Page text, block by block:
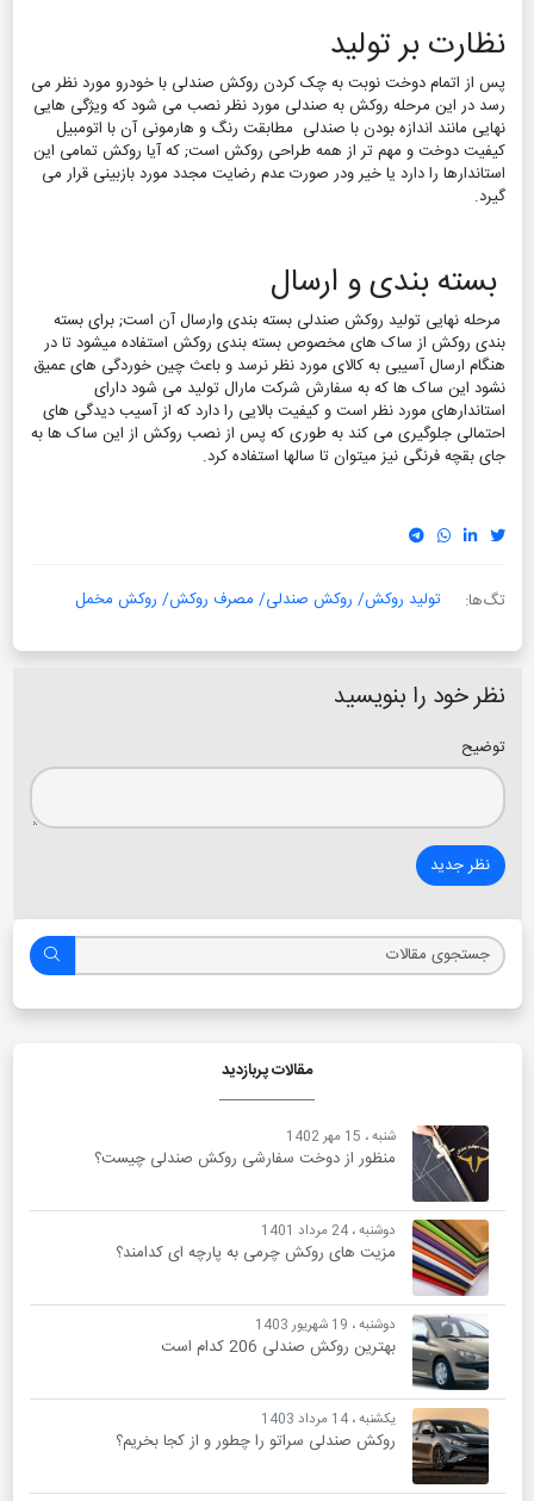
نظارت بر تولید
پس از اتمام دوخت نوبت به چک کردن روکش صندلی با خودرو مورد نظر می
رسد در این مرحله روکش به صندلی مورد نظر نصب می شود که ویژگی هایی
نهایی مانند اندازه بودن با صندلی مطابقت رنگ و هارمونی آن با اتومبیل
کیفیت دوخت و مهم تر از همه طراحی روکش است; که آیا روکش تمامی این
استاندارها را دارد یا خیر ودر صورت عدم رضایت مجدد مورد بازبینی قرار می
گیرد.
بسته بندی و ارسال
مرحله نهایی تولید روکش صندلی بسته بندی وارسال آن است; برای بسته
بندی روکش از ساک های مخصوص بسته بندی روکش استفاده میشود تا در
هنگام ارسال آسیبی به کالای مورد نظر نرسد و باعث چین خوردگی های عمیق
نشود این ساک ها که به سفارش شرکت مارال تولید می شود دارای
استاندارهای مورد نظر است و کیفیت بالایی را دارد که از آسیب دیدگی های
احتمالی جلوگیری می کند به طوری که پس از نصب روکش از این ساک ها به
جای بقچه فرنگی نیز میتوان تا سالها استفاده کرد.
تگ‌ها: تولید روکش/ روکش صندلی/ مصرف روکش/ روکش مخمل
نظر خود را بنویسید
توضیح
نظر جدید
مقالات پربازدید
شنبه ، 15 مهر 1402
منظور از دوخت سفارشی روکش صندلی چیست؟
دوشنبه ، 24 مرداد 1401
مزیت های روکش چرمی به پارچه ای کدامند؟
دوشنبه ، 19 شهریور 1403
بهترین روکش صندلی 206 کدام است
یکشنبه ، 14 مرداد 1403
روکش صندلی سراتو را چطور و از کجا بخریم؟